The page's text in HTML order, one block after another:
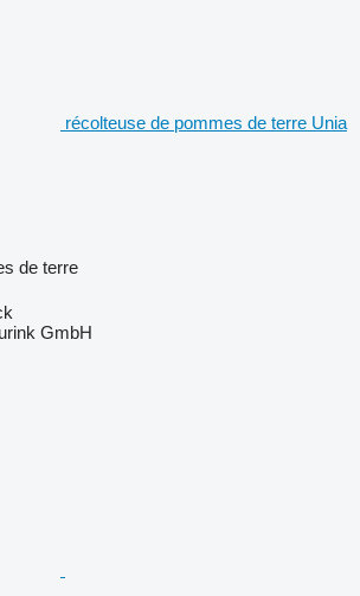
récolteuse de pommes de terre Unia
de terre
GmbH